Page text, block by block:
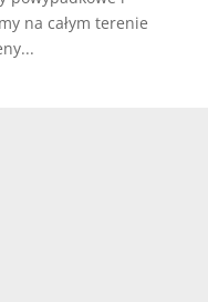
na całym terenie